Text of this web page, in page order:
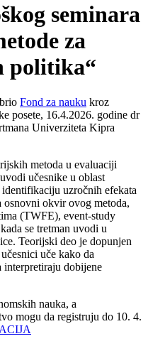
seminara
za
politika“
Fond za nauku kroz
posete, 16.4.2026. godine dr
Univerziteta Kipra
metoda u evaluaciji
učesnike u oblast
uzročnih efekata
osnovni okvir ovog metoda,
(TWFE), event-study
se tretman uvodi u
Teorijski deo je dopunjen
uče kako da
interpretiraju dobijene
nauka, a
mogu da registruju do 10. 4.